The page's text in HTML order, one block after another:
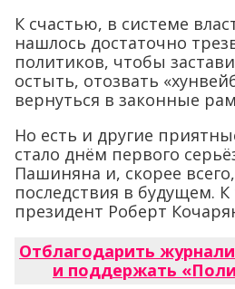
К счастью, в системе
нашлось достаточно
политиков, чтобы
остыть, отозвать
вернуться в законные
Но есть и другие
стало днём первого
Пашиняна и, скорее
последствия в будущем. К
президент Роберт
Отблагодарить
и поддержать